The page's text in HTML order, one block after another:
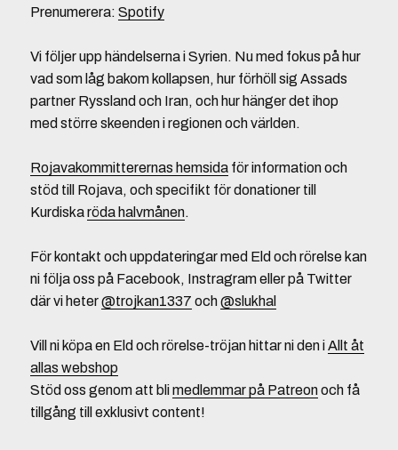
Prenumerera: Spotify
Vi följer upp händelserna i Syrien. Nu med fokus på hur
vad som låg bakom kollapsen, hur förhöll sig Assads
partner Ryssland och Iran, och hur hänger det ihop
med större skeenden i regionen och världen.
Rojavakommitterernas hemsidaför information och
stöd till Rojava, och specifikt för donationer till
Kurdiskaröda halvmånen.
För kontakt och uppdateringar med Eld och rörelse kan
ni följa oss på Facebook, Instragram eller på Twitter
där vi heter@trojkan1337 och@slukhal
Vill ni köpa en Eld och rörelse-tröjan hittar ni den iAllt åt
allas webshop
Stöd oss genom att blimedlemmar på Patreonoch få
tillgång till exklusivt content!